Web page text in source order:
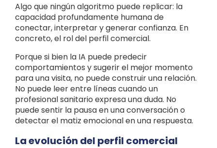
Algo que ningún algoritmo puede replicar: la
capacidad profundamente humana de
conectar, interpretar y generar confianza. En
concreto, el rol del perfil comercial.
Porque si bien la IA puede predecir
comportamientos y sugerir el mejor momento
para una visita, no puede construir una relación.
No puede leer entre líneas cuando un
profesional sanitario expresa una duda. No
puede sentir la pausa en una conversación o
detectar el matiz emocional en una respuesta.
La evolución del perfil comercial